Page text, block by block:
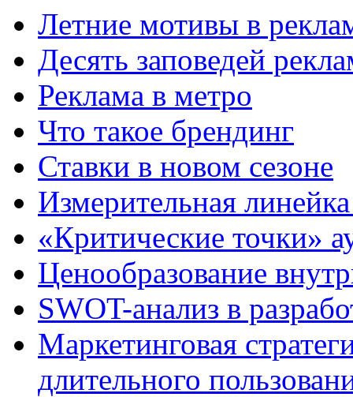
Летние мотивы в
Десять заповедей
Реклама в метро
Что такое брендинг
Ставки в новом сезоне
Измерительная
«Критические точки»
Ценообразование
SWOT-анализ в
Маркетинговая
длительного